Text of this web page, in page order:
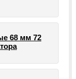
68 мм 72